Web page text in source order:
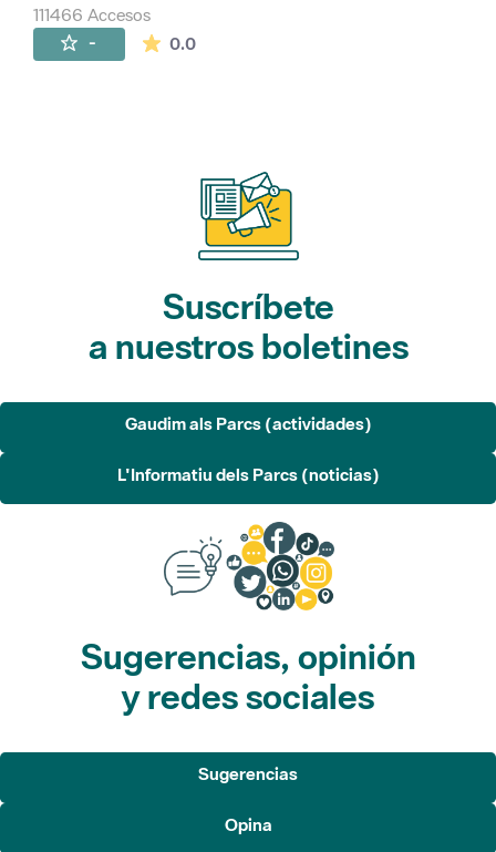
111466 Accesos
- 0.0La valoración media es de 0 estrellas de
Suscríbete
a nuestros boletines
Gaudim als Parcs (actividades)
L'Informatiu dels Parcs (noticias)
Sugerencias, opinión
y redes sociales
Sugerencias
Opina